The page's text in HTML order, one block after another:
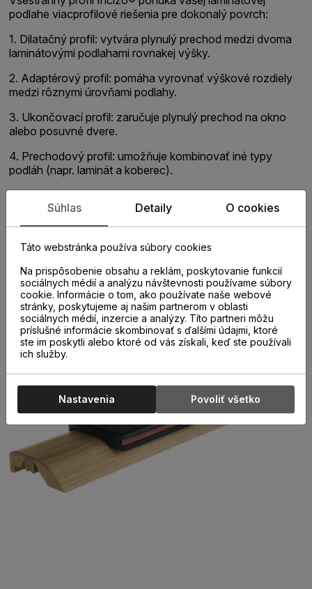
podlahe viacprofilové riešenia pre dokonalý povrch:
1. Dilatačný profil: vytvára plynulý prechod medzi dvoma
laminátovými podlahami rovnakej výšky.
2. Adaptérový profil: pomáha vyrovnať výškové rozdiely
medzi rôznymi úrovňami podlahy.
3. Ukončovací profil: zaručuje plynulý prechod na okno
alebo posuvné dvere.
4. Prechodový profil: umožňuje kombinovať iné typy
podláh (napr. laminát a koberec).
5. Nos schodiska: ukončenie schodiska. Nutné prikúpiť
subprofil NEINCPBASE.
rôznymi miestnosťami. V prípade miestností s veľmi
inštaláciu.
Súhlas Detaily O cookies
Táto webstránka používa súbory cookies
Na prispôsobenie obsahu a reklám, poskytovanie funkcií
sociálnych médií a analýzu návštevnosti používame súbory
cookie. Informácie o tom, ako používate naše webové
stránky, poskytujeme aj našim partnerom v oblasti
sociálnych médií, inzercie a analýzy. Títo partneri môžu
príslušné informácie skombinovať s ďalšími údajmi, ktoré
ste im poskytli alebo ktoré od vás získali, keď ste používali
ich služby.
Nastavenia Povoliť všetko